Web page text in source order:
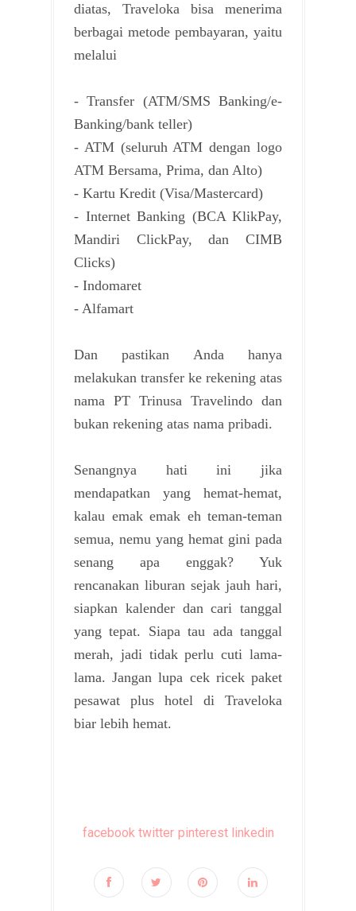
diatas, Traveloka bisa menerima
berbagai metode pembayaran, yaitu
melalui
- Transfer (ATM/SMS Banking/e-
Banking/bank teller)
- ATM (seluruh ATM dengan logo
ATM Bersama, Prima, dan Alto)
- Kartu Kredit (Visa/Mastercard)
- Internet Banking (BCA KlikPay,
Mandiri ClickPay, dan CIMB
Clicks)
- Indomaret
- Alfamart
Dan pastikan Anda hanya
melakukan transfer ke rekening atas
nama PT Trinusa Travelindo dan
bukan rekening atas nama pribadi.
Senangnya hati ini jika
mendapatkan yang hemat-hemat,
kalau emak emak eh teman-teman
semua, nemu yang hemat gini pada
senang apa enggak? Yuk
rencanakan liburan sejak jauh hari,
siapkan kalender dan cari tanggal
yang tepat. Siapa tau ada tanggal
merah, jadi tidak perlu cuti lama-
lama. Jangan lupa cek ricek paket
pesawat plus hotel di Traveloka
biar lebih hemat.
facebook twitter pinterest linkedin